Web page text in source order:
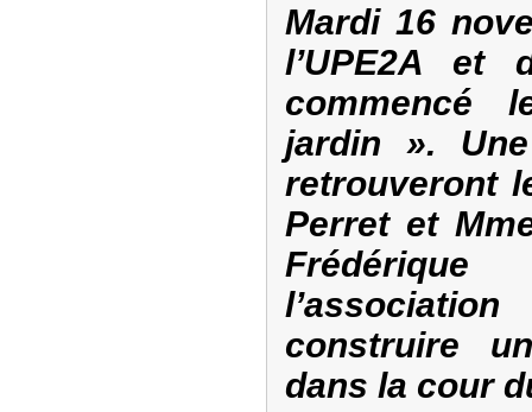
Mardi 16
l’UPE2A
commencé
jardin ».
retrouveront
Perret et
construire
dans la cour